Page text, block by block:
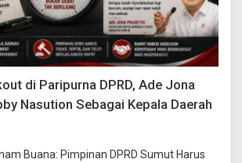
di Paripurna DPRD, Ade Jona
Nasution Sebagai Kepala Daerah
Buana: Pimpinan DPRD Sumut Harus